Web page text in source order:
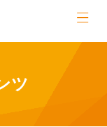
ツ